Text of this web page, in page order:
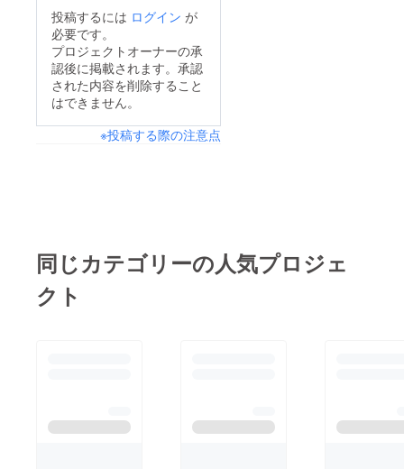
ンサートなので、私た
ちにも未知なところが
ありドキドキです！ま
たコンサートご報告さ
せていただきます☆
合わせを行いました(^-
^)v楽しいコンサート
にすべく色んな話しが
進みました！マリエン
に！音楽を感じていた
くお願い致します＼
(^^)／まだ打ち合わせ
投稿するには ログイン が
必要です。
プロジェクトオーナーの承
認後に掲載されます。承認
された内容を削除すること
はできません。
※投稿する際の注意点
同じカテゴリーの人気プロジェ
クト